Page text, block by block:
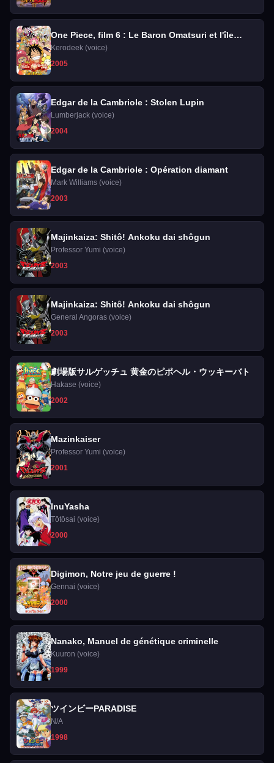
One Piece, film 6 : Le Baron Omatsuri et l'île
secrète
Kerodeek (voice)
2005
Edgar de la Cambriole : Stolen Lupin
Lumberjack (voice)
2004
Edgar de la Cambriole : Opération diamant
Mark Williams (voice)
2003
Majinkaiza: Shitô! Ankoku dai shôgun
Professor Yumi (voice)
2003
Majinkaiza: Shitô! Ankoku dai shôgun
General Angoras (voice)
2003
劇場版サルゲッチュ 黄金のピポヘル・ウッキーバト
Hakase (voice)
2002
Mazinkaiser
Professor Yumi (voice)
2001
InuYasha
Tōtōsai (voice)
2000
Digimon, Notre jeu de guerre !
Gennai (voice)
2000
Nanako, Manuel de génétique criminelle
Kuuron (voice)
1999
ツインビーPARADISE
N/A
1998